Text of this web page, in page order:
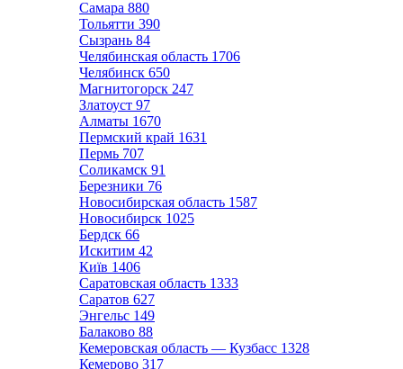
Самара 880
Тольятти 390
Сызрань 84
Челябинская область 1706
Челябинск 650
Магнитогорск 247
Златоуст 97
Алматы 1670
Пермский край 1631
Пермь 707
Соликамск 91
Березники 76
Новосибирская область 1587
Новосибирск 1025
Бердск 66
Искитим 42
Київ 1406
Саратовская область 1333
Саратов 627
Энгельс 149
Балаково 88
Кемеровская область — Кузбасс 1328
Кемерово 317